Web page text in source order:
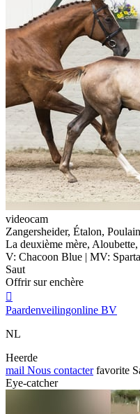
videocam
Zangersheider, Étalon,
La deuxième mère,
V: Chacoon Blue | MV:
Saut
Offrir sur enchère

Paardenveilingonline BV
NL
Heerde
mail Nous contacter favorite
Eye-catcher